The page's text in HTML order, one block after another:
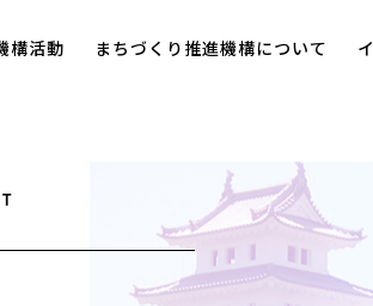
構活動 まちづくり推進機構について